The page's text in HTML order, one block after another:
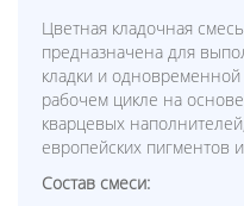
Цветная кладочная
предназначена для
кладки и
рабочем цикле на
кварцевых
европейских пигментов
Состав смеси: